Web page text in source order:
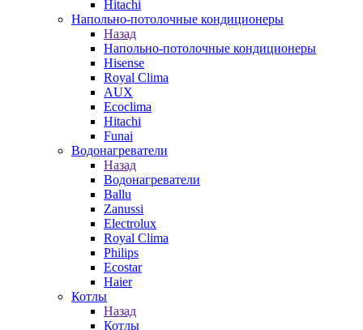
Hitachi
Напольно-потолочные кондиционеры
Назад
Напольно-потолочные кондиционеры
Hisense
Royal Clima
AUX
Ecoclima
Hitachi
Funai
Водонагреватели
Назад
Водонагреватели
Ballu
Zanussi
Electrolux
Royal Clima
Philips
Ecostar
Haier
Котлы
Назад
Котлы